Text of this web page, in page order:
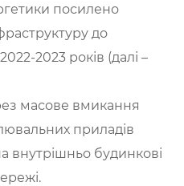
посилено
до
2023 років (далі –
масове вмикання
приладів
внутрішньо будинкові